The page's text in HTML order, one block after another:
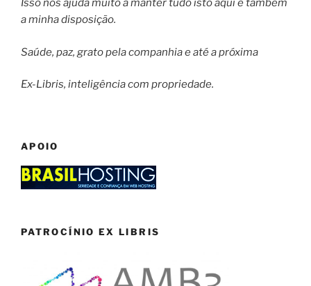
Isso nos ajuda muito a manter tudo isto aqui e também
a minha disposição.
Saúde, paz, grato pela companhia e até a próxima
Ex-Libris, inteligência com propriedade.
APOIO
PATROCÍNIO EX LIBRIS